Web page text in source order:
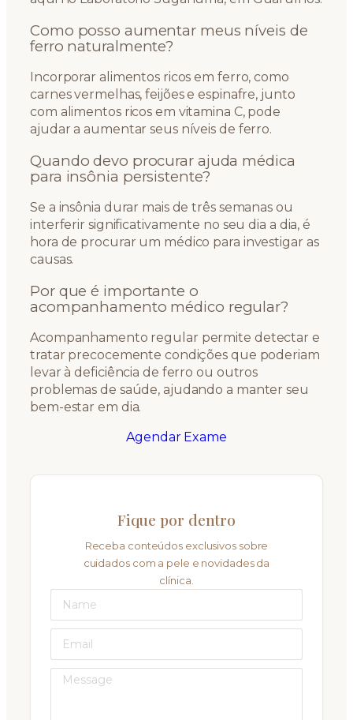
Como posso aumentar meus níveis de
ferro naturalmente?
Incorporar alimentos ricos em ferro, como
carnes vermelhas, feijões e espinafre, junto
com alimentos ricos em vitamina C, pode
ajudar a aumentar seus níveis de ferro.
Quando devo procurar ajuda médica
para insônia persistente?
Se a insônia durar mais de três semanas ou
interferir significativamente no seu dia a dia, é
hora de procurar um médico para investigar as
causas.
Por que é importante o
acompanhamento médico regular?
Acompanhamento regular permite detectar e
tratar precocemente condições que poderiam
levar à deficiência de ferro ou outros
problemas de saúde, ajudando a manter seu
bem-estar em dia.
Agendar Exame
Fique por dentro
Receba conteúdos exclusivos sobre
cuidados com a pele e novidades da
clínica.